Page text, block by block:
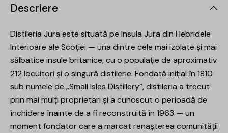
Descriere
Distileria Jura este situată pe Insula Jura din Hebridele
Interioare ale Scoției — una dintre cele mai izolate și mai
sălbatice insule britanice, cu o populație de aproximativ
212 locuitori și o singură distilerie. Fondată inițial în 1810
sub numele de „Small Isles Distillery”, distileria a trecut
prin mai mulți proprietari și a cunoscut o perioadă de
închidere înainte de a fi reconstruită în 1963 — un
moment fondator care a marcat renașterea comunității